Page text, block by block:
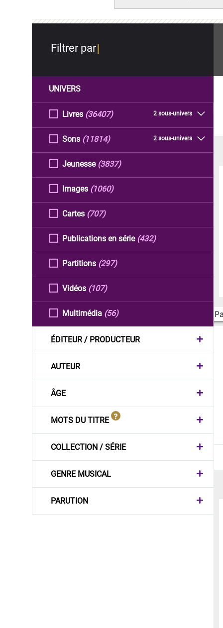
Filtrer par
UNIVERS
Livres 2 sous-univers
(36407)
Sons 2 sous-univers
(11814)
Jeunesse (3837)
Images (1060)
Cartes (707)
Publications en série (432)
Partitions (297)
Vidéos (107)
Multimédia (56)
ÉDITEUR / PRODUCTEUR
AUTEUR
ÂGE
MOTS DU TITRE
COLLECTION / SÉRIE
GENRE MUSICAL
PARUTION